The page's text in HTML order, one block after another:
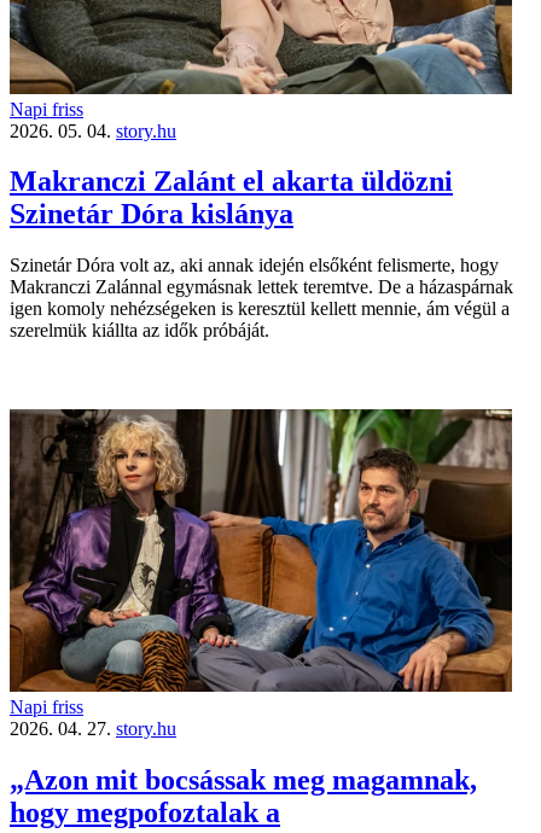
Napi friss
2026. 05. 04. story.hu
Makranczi Zalánt el akarta üldözni
Szinetár Dóra kislánya
Szinetár Dóra volt az, aki annak idején elsőként felismerte, hogy
Makranczi Zalánnal egymásnak lettek teremtve. De a házaspárnak
igen komoly nehézségeken is keresztül kellett mennie, ám végül a
szerelmük kiállta az idők próbáját.
Napi friss
2026. 04. 27. story.hu
„Azon mit bocsássak meg magamnak,
hogy megpofoztalak a